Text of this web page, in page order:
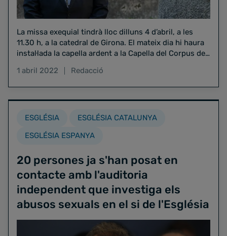
La missa exequial tindrà lloc dilluns 4 d’abril, a les
11.30 h, a la catedral de Girona. El mateix dia hi haura
instal·lada la capella ardent a la Capella del Corpus de
h.
1 abril 2022 Redacció
ESGLÉSIA
ESGLÉSIA CATALUNYA
ESGLÉSIA ESPANYA
20 persones ja s'han posat en
contacte amb l'auditoria
independent que investiga els
abusos sexuals en el si de l'Església